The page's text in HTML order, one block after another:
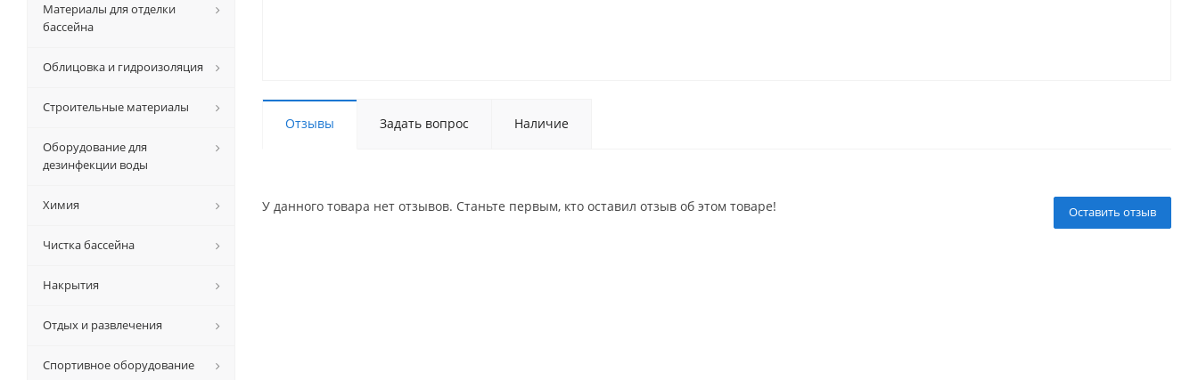
Отзывы Задать вопрос Наличие
Оставить отзыв
У данного товара нет отзывов. Станьте первым, кто оставил отзыв об этом товаре!
Материалы для отделки
бассейна
Облицовка и гидроизоляция
Строительные материалы
Оборудование для
дезинфекции воды
Химия
Чистка бассейна
Накрытия
Отдых и развлечения
Спортивное оборудование